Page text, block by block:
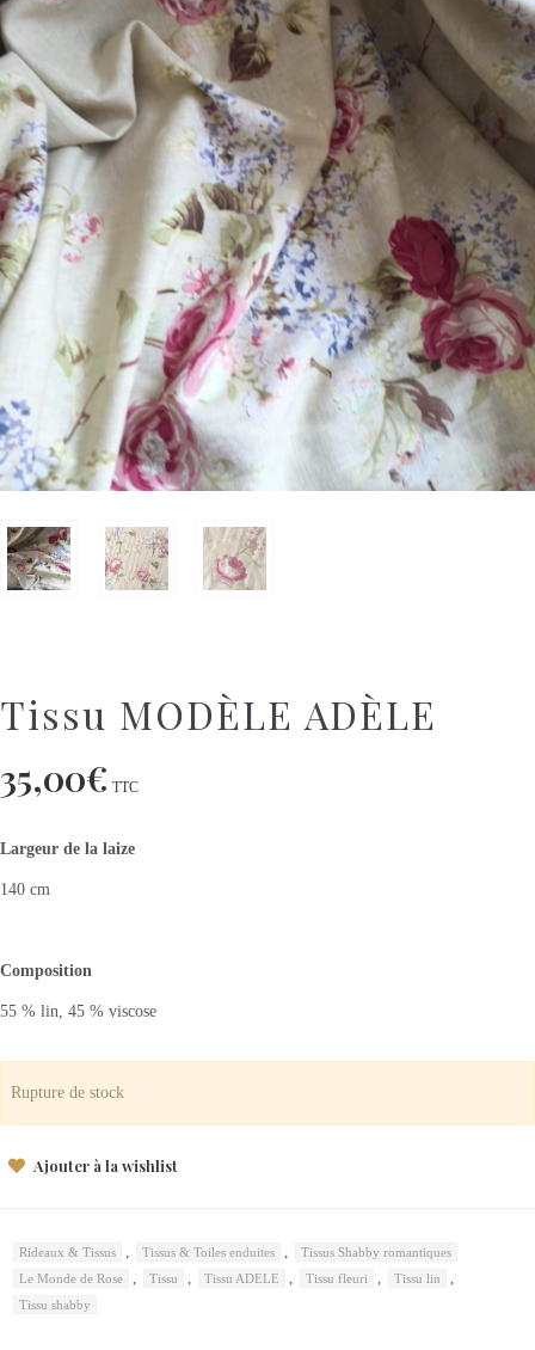
Tissu MODÈLE ADÈLE
35,00€ TTC
Largeur de la laize
140 cm
Composition
55 % lin, 45 % viscose
Rupture de stock
Ajouter à la wishlist
Rideaux & Tissus Tissus & Toiles enduites
Tissus Shabby romantiques
Le Monde de Rose
Tissu Tissu ADELE Tissu fleuri Tissu lin
Tissu shabby